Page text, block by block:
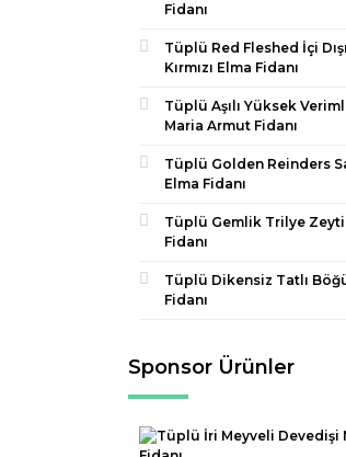
Fidanı
Tüplü Red Fleshed İçi Dışı
Kırmızı Elma Fidanı
Tüplü Aşılı Yüksek
Maria Armut Fidanı
Tüplü Golden Reinders
Elma Fidanı
Tüplü Gemlik Trilye
Fidanı
Tüplü Dikensiz Tatlı
Fidanı
Sponsor Ürünler